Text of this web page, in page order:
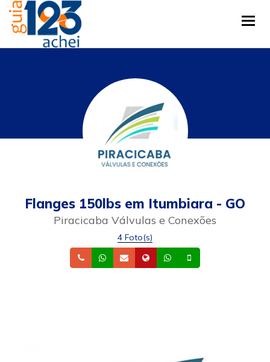
Flanges 150lbs em Itumbiara - GO
Piracicaba Válvulas e Conexões
4 Foto(s)
TelefoneWhatsapp
Email Site Whatsapp